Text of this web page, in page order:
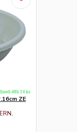
ZE
48h 14 ks